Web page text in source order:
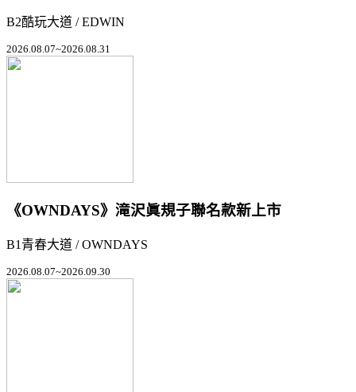
B2酷玩大道 / EDWIN
2026.08.07~2026.08.31
《OWNDAYS》滝沢眞規子聯名款新上市
B1青春大道 / OWNDAYS
2026.08.07~2026.09.30